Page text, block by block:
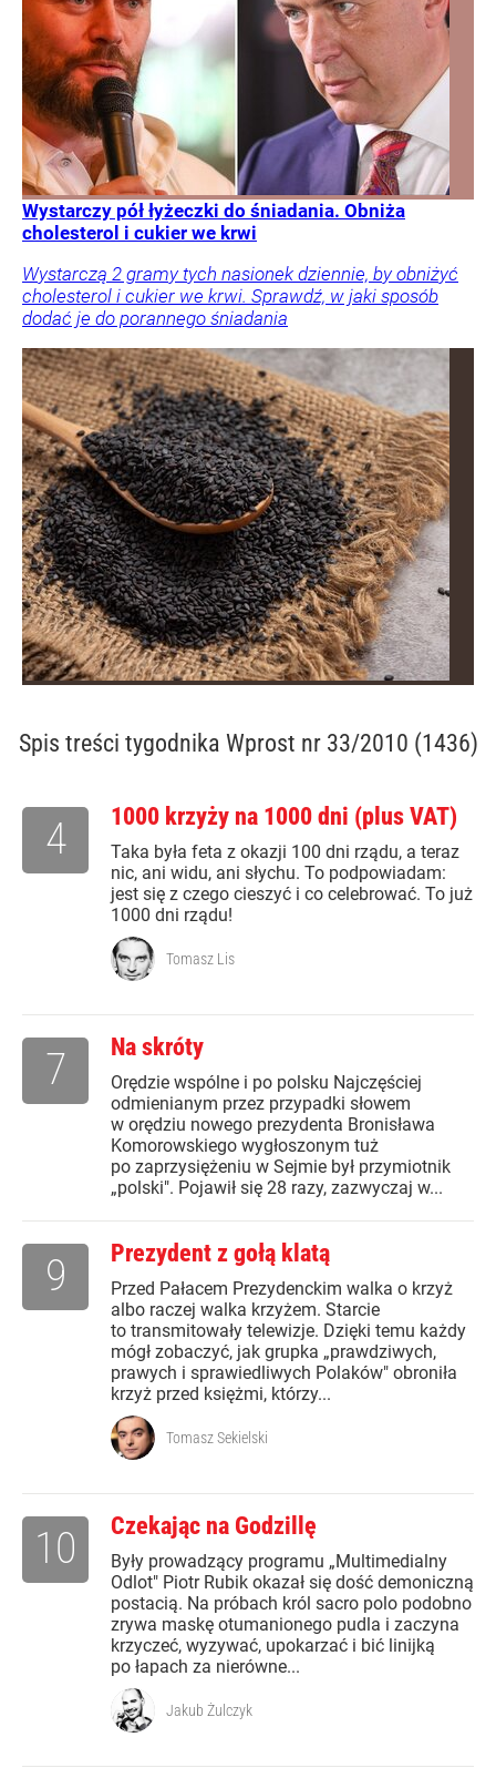
Wystarczy pół łyżeczki do śniadania. Obniża
cholesterol i cukier we krwi
Wystarczą 2 gramy tych nasionek dziennie, by obniżyć
cholesterol i cukier we krwi. Sprawdź, w jaki sposób
dodać je do porannego śniadania
Spis treści tygodnika Wprost nr 33/2010 (1436)
1000 krzyży na 1000 dni (plus VAT)
Taka była feta z okazji 100 dni rządu, a teraz
nic, ani widu, ani słychu. To podpowiadam:
jest się z czego cieszyć i co celebrować. To już
1000 dni rządu!
4
Tomasz Lis
Na skróty
Orędzie wspólne i po polsku Najczęściej
odmienianym przez przypadki słowem
w orędziu nowego prezydenta Bronisława
Komorowskiego wygłoszonym tuż
po zaprzysiężeniu w Sejmie był przymiotnik
„polski". Pojawił się 28 razy, zazwyczaj w...
7
Prezydent z gołą klatą
Przed Pałacem Prezydenckim walka o krzyż
albo raczej walka krzyżem. Starcie
to transmitowały telewizje. Dzięki temu każdy
mógł zobaczyć, jak grupka „prawdziwych,
prawych i sprawiedliwych Polaków" obroniła
krzyż przed księżmi, którzy...
9
Tomasz Sekielski
Czekając na Godzillę
Były prowadzący programu „Multimedialny
Odlot" Piotr Rubik okazał się dość demoniczną
postacią. Na próbach król sacro polo podobno
zrywa maskę otumanionego pudla i zaczyna
krzyczeć, wyzywać, upokarzać i bić linijką
po łapach za nierówne...
10
Jakub Żulczyk